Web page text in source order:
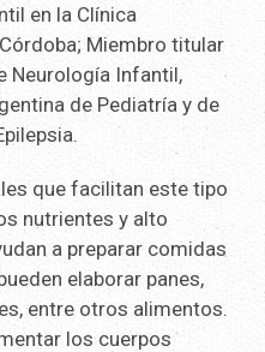
en la Clínica
Miembro titular
Neurología Infantil,
de Pediatría y de
que facilitan este tipo
nutrientes y alto
a preparar comidas
elaborar panes,
entre otros alimentos.
los cuerpos